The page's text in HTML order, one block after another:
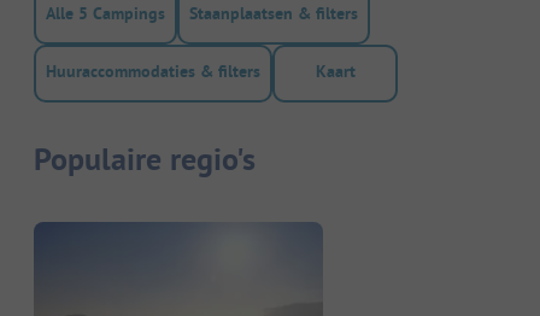
Alle 5 Campings Staanplaatsen & filters
Huuraccommodaties & filters Kaart
Populaire regio's